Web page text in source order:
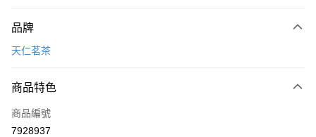
信用卡一次付款
Apple Pay
街口支付
品牌
天仁茗茶
商品特色
商品編號
7928937